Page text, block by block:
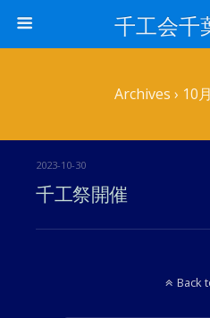
千工会千
Archives › 10
2023-10-30
千工祭開催
Back